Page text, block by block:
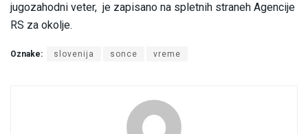
jugozahodni veter, je zapisano na spletnih straneh Agencije
RS za okolje.
Oznake: slovenija sonce vreme